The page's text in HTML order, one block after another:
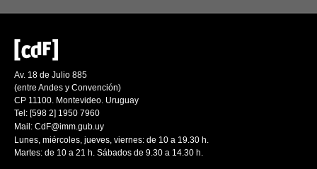
Av. 18 de Julio 885
(entre Andes y Convención)
CP 11100. Montevideo. Uruguay
Tel: [598 2] 1950 7960
Mail: CdF@imm.gub.uy
Lunes, miércoles, jueves, viernes: de 10 a 19.30 h.
Martes: de 10 a 21 h. Sábados de 9.30 a 14.30 h.